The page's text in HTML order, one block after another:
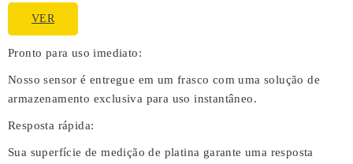
VER
Pronto para uso imediato:
Nosso sensor é entregue em um frasco com uma solução de
armazenamento exclusiva para uso instantâneo.
Resposta rápida:
Sua superfície de medição de platina garante uma resposta